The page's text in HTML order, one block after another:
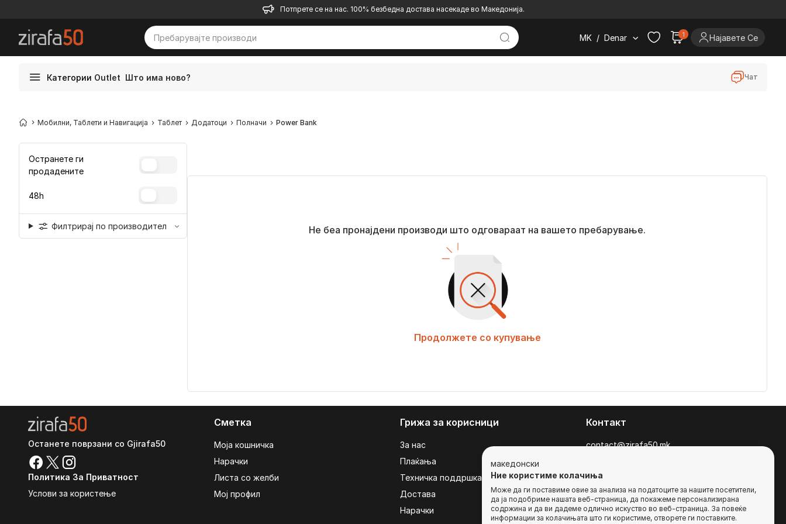
Потпрете се на нас. 100% безбедна достава насекаде во Македонија.
MK / Denar 1 Најавете Се
Категории Outlet Што има ново? Чат
Мобилни, Таблети и Навигација Таблет Додатоци Полначи Power Bank
Остранете ги
продадените
48h
Филтрирај по производител Не беа пронајдени производи што одговараат на вашето пребарување.
Продолжете со купување
Останете поврзани со Gjirafa50
Политика За Приватност
Услови за користење
Сметка
Моја кошничка
Нарачки
Листа со желби
Мој профил
Грижа за корисници
За нас
Плаќања
Техничка поддршка
Достава
Нарачки
Контакт
contact@zirafa50.mk
За барања на понуди, контактирајте нѐ
на:
b2b@zirafa50.mk
македонски
Ние користиме колачиња
Може да ги поставиме овие за анализа на податоците за нашите посетители,
да ја подобриме нашата веб-страница, да покажеме персонализирана
содржина и да ви дадеме одлично искуство во веб-страница. За повеќе
информации за колачињата што ги користиме, отворете ги поставките.